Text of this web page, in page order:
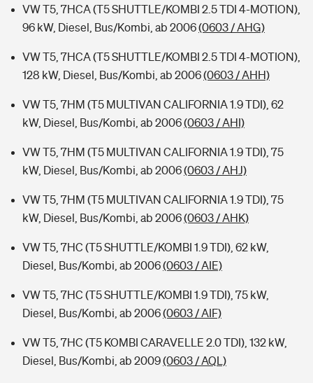
VW T5, 7HCA (T5 SHUTTLE/KOMBI 2.5 TDI 4-MOTION),
96 kW, Diesel, Bus/Kombi, ab 2006(0603 / AHG)
VW T5, 7HCA (T5 SHUTTLE/KOMBI 2.5 TDI 4-MOTION),
128 kW, Diesel, Bus/Kombi, ab 2006(0603 / AHH)
VW T5, 7HM (T5 MULTIVAN CALIFORNIA 1.9 TDI), 62
kW, Diesel, Bus/Kombi, ab 2006(0603 / AHI)
VW T5, 7HM (T5 MULTIVAN CALIFORNIA 1.9 TDI), 75
kW, Diesel, Bus/Kombi, ab 2006(0603 / AHJ)
VW T5, 7HM (T5 MULTIVAN CALIFORNIA 1.9 TDI), 75
kW, Diesel, Bus/Kombi, ab 2006(0603 / AHK)
VW T5, 7HC (T5 SHUTTLE/KOMBI 1.9 TDI), 62 kW,
Diesel, Bus/Kombi, ab 2006(0603 / AIE)
VW T5, 7HC (T5 SHUTTLE/KOMBI 1.9 TDI), 75 kW,
Diesel, Bus/Kombi, ab 2006(0603 / AIF)
VW T5, 7HC (T5 KOMBI CARAVELLE 2.0 TDI), 132 kW,
Diesel, Bus/Kombi, ab 2009(0603 / AQL)